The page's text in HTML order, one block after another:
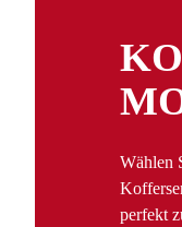
Wählen
perfekt